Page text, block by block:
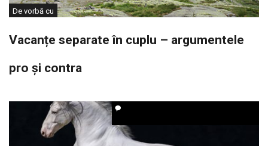
De vorbă cu
Vacanțe separate în cuplu – argumentele
pro și contra